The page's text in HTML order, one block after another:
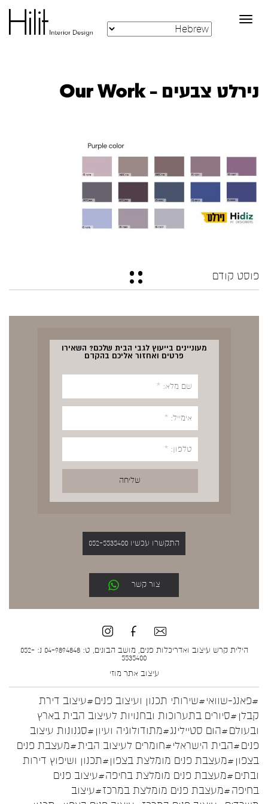
Toggle
navigation
נירלט צבעים – Our Work
פוסט קודם
מעוניינים בייעוץ לגבי הבית שלכם? השאירו
פרטים ואחזור אליכם בהקדם
התקשרו עכשיו 052-5535400
צור קשר
הילית קרש עיצוב ואדריכלות פנים, מושב הבונים, ט: 04-9894848 נ: 052-
5535400
עיצוב אתר מוזי
#פאנג-שוואי#שירותי תכנון ועיצוב פנים#עיצוב דירת
קבלן #סיורים בתערוכות ובחנויות לעיצוב הבית בארץ
ובעולם#הום סטיילינג#מתודולוגיה ועיון #סגנונות עיצוב
פנים#הבית הישראלי#חומרים לעיצוב הבית#מעצבת פנים
בצפון #מעצבת פנים מומלצת בצפון#תכנון ושיפוץ דירות
ובתים#מעצבת פנים מומלצת בחיפה#עיצוב פנים
בחיפה#מעצבת פנים מומלצת במרכז#עיצוב